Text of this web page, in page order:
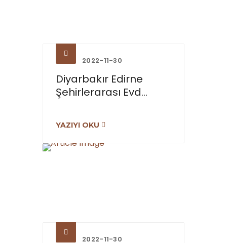
2022-11-30
Diyarbakır Edirne
Şehirlerarası Evd...
YAZIYI OKU
2022-11-30